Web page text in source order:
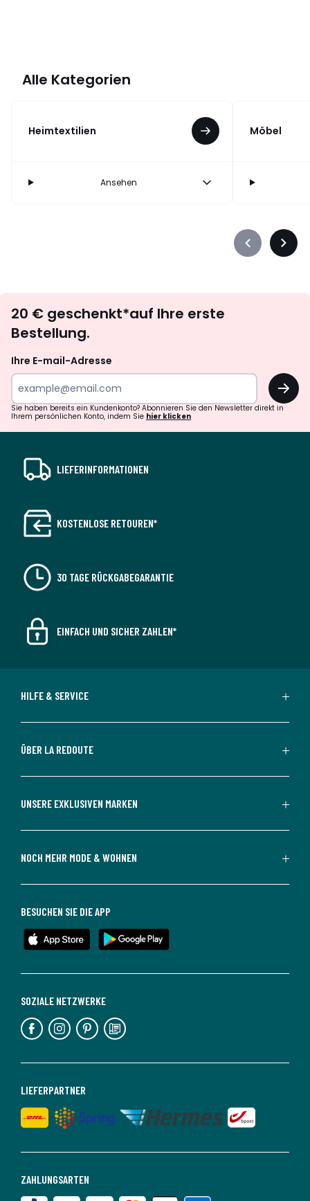
Alle Kategorien
Heimtextilien
Ansehen
Möbel
Précédent
abonnieren
20 € geschenkt*auf Ihre erste
Bestellung.
Ihre E-mail-Adresse
OK
Sie haben bereits ein Kundenkonto? Abonnieren Sie den Newsletter direkt in
Ihrem persönlichen Konto, indem Sie hier klicken
LIEFERINFORMATIONEN
KOSTENLOSE RETOUREN*
30 TAGE RÜCKGABEGARANTIE
EINFACH UND SICHER ZAHLEN*
HILFE & SERVICE
ÜBER LA REDOUTE
UNSERE EXKLUSIVEN MARKEN
NOCH MEHR MODE & WOHNEN
ZAHLUNGSARTEN
LIEFERPARTNER
SOZIALE NETZWERKE
BESUCHEN SIE DIE APP